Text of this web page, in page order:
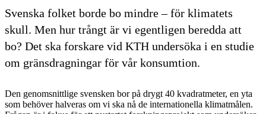
Svenska folket borde bo mindre – för klimatets
skull. Men hur trångt är vi egentligen beredda att
bo? Det ska forskare vid KTH undersöka i en studie
om gränsdragningar för vår konsumtion.
Den genomsnittlige svensken bor på drygt 40 kvadratmeter, en yta
som behöver halveras om vi ska nå de internationella klimatmålen.